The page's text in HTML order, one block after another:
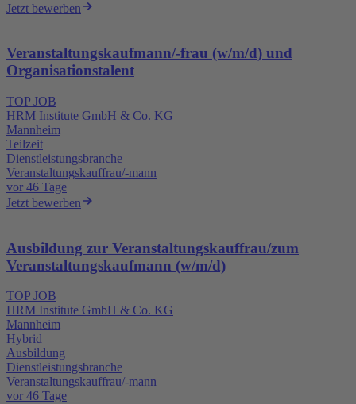
Jetzt bewerben
Veranstaltungskaufmann/-frau (w/m/d) und
Organisationstalent
TOP JOB
HRM Institute GmbH & Co. KG
Mannheim
Teilzeit
Dienstleistungsbranche
Veranstaltungskauffrau/-mann
vor 46 Tage
Jetzt bewerben
Ausbildung zur Veranstaltungskauffrau/zum
Veranstaltungskaufmann (w/m/d)
TOP JOB
HRM Institute GmbH & Co. KG
Mannheim
Hybrid
Ausbildung
Dienstleistungsbranche
Veranstaltungskauffrau/-mann
vor 46 Tage